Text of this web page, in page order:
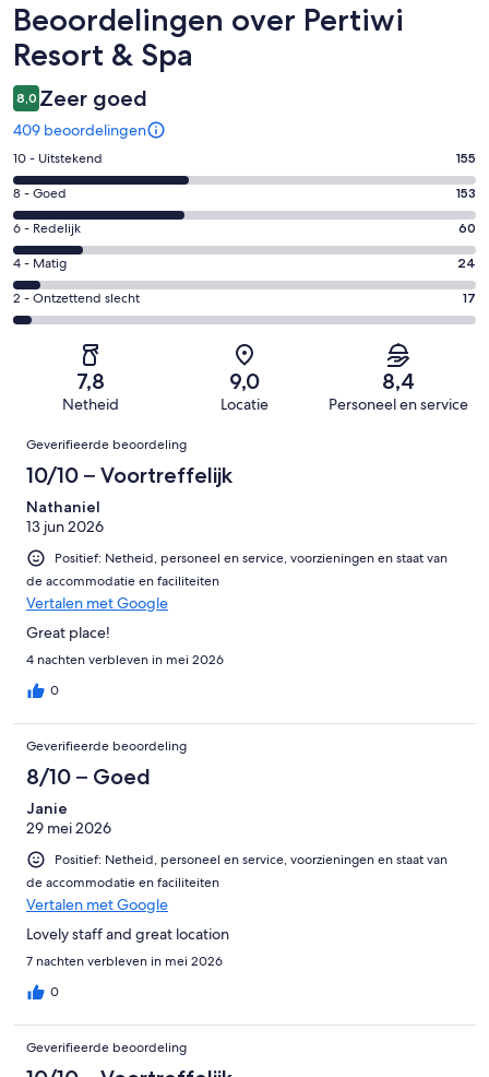
Beoordelingen
Beoordelingen over Pertiwi
Resort & Spa
8,0 Zeer goed
409 beoordelingen
Gastenscore:
10
-
Uitstekend.
155
van
409
beoordelingen
10 - Uitstekend 155
Gastenscore:
8
-
Goed.
153
van
beoordelingen
8 - Goed 153
Gastenscore:
6
-
Redelijk.
60
beoordelingen
6 - Redelijk 60
Gastenscore:
4
-
4 - Matig 24
Gastenscore:
2
Ontzettend
van
beoordelingen
2 - Ontzettend slecht 17
7,8
Netheid
9,0
Locatie
8,4
Personeel en service
Beoordelingen
Geverifieerde beoordeling
10/10 – Voortreffelijk
Nathaniel
13 jun 2026
Positief: Netheid, personeel en service, voorzieningen en staat van
de accommodatie en faciliteiten
Vertalen met Google
Great place!
4 nachten verbleven in mei 2026
0
Geverifieerde beoordeling
8/10 – Goed
Janie
29 mei 2026
Positief: Netheid, personeel en service, voorzieningen en staat van
de accommodatie en faciliteiten
Vertalen met Google
Lovely staff and great location
7 nachten verbleven in mei 2026
0
Geverifieerde beoordeling